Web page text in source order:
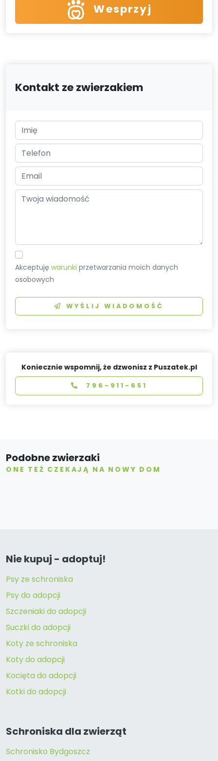
Wesprzyj
Kontakt ze zwierzakiem
Akceptujęwarunki przetwarzania moich danych
osobowych
WYŚLIJ WIADOMOŚĆ
Koniecznie wspomnij, że dzwonisz z Puszatek.pl
796-911-651
Podobne zwierzaki
ONE TEŻ CZEKAJĄ NA NOWY DOM
Nie kupuj - adoptuj!
Psy ze schroniska
Psy do adopcji
Szczeniaki do adopcji
Suczki do adopcji
Koty ze schroniska
Koty do adopcji
Kocięta do adopcji
Kotki do adopcji
Schroniska dla zwierząt
Schronisko Bydgoszcz